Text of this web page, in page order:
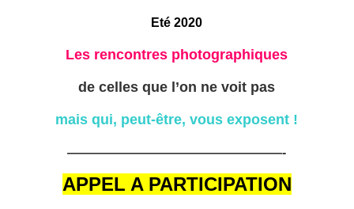
Eté 2020
Les rencontres photographiques
de celles que l’on ne voit pas
mais qui, peut-être, vous exposent !
—————————————————-
APPEL A PARTICIPATION